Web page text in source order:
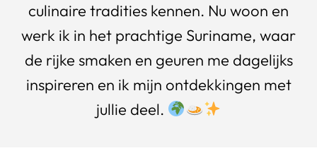
culinaire tradities kennen. Nu woon en
werk ik in het prachtige Suriname, waar
de rijke smaken en geuren me dagelijks
inspireren en ik mijn ontdekkingen met
jullie deel.